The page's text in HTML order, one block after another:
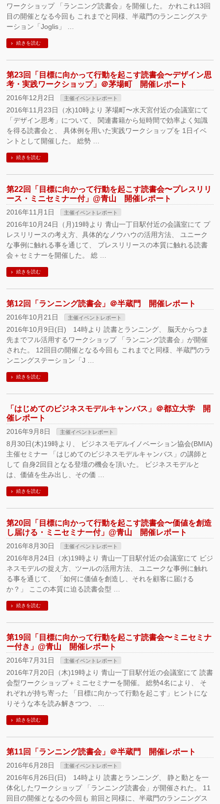
ワークショップ 「ランニング読書会」を開催した。 かれこれ13回
目の開催となる今回も これまでと同様、半蔵門のランニングステ
ーション「Joglis」 …
続きを読む
第23回「目標に向かって行動を起こす読書会〜デザイン思
考・実践ワークショップ」＠茅場町 開催レポート
2016年12月2日 主催イベントレポート
2016年11月23日（水)10時より 茅場町〜水天宮付近の会議室にて
「デザイン思考」について、 関連書籍から短時間で効率よく知識
を得る読書会と、 具体例を用いた実践ワークショップを 1日イベ
ントとして開催した。 総勢 …
続きを読む
第22回「目標に向かって行動を起こす読書会〜プレスリリ
ース・ミニセミナー付」@青山 開催レポート
2016年11月1日 主催イベントレポート
2016年10月24日（月)19時より 青山一丁目駅付近の会議室にて プ
レスリリースの考え方、具体的なノウハウの活用方法、 ユニーク
な事例に触れる事を通じて、 プレスリリースの本質に触れる読書
会＋セミナーを開催した。 総 …
続きを読む
第12回「ランニング読書会」＠半蔵門 開催レポート
2016年10月21日 主催イベントレポート
2016年10月9日(日) 14時より 読書とランニング、 脳天からつま
先までフル活用するワークショップ 「ランニング読書会」が開催
された。 12回目の開催となる今回も これまでと同様、半蔵門のラ
ンニングステーション「J …
続きを読む
「はじめてのビジネスモデルキャンバス」＠都立大学 開
催レポート
2016年9月8日 主催イベントレポート
8月30日(木)19時より、 ビジネスモデルイノベーション協会(BMIA)
主催セミナー 「はじめてのビジネスモデルキャンバス」の講師と
して 自身2回目となる登壇の機会を頂いた。 ビジネスモデルと
は、価値を生み出し、その価 …
続きを読む
第20回「目標に向かって行動を起こす読書会〜価値を創造
し届ける・ミニセミナー付」@青山 開催レポート
2016年8月30日 主催イベントレポート
2016年8月24日（水)19時より 青山一丁目駅付近の会議室にて ビジ
ネスモデルの捉え方、ツールの活用方法、 ユニークな事例に触れ
る事を通じて、 「如何に価値を創造し、それを顧客に届ける
か？」 ここの本質に迫る読書会型 …
続きを読む
第19回「目標に向かって行動を起こす読書会〜ミニセミナ
ー付き」@青山 開催レポート
2016年7月31日 主催イベントレポート
2016年7月20日（木)19時より 青山一丁目駅付近の会議室にて 読書
会型ワークショップ＋ミニセミナーを開催。 総勢4名により、 そ
れぞれが持ち寄った 「目標に向かって行動を起こす」ヒントにな
りそうな本を読み解きつつ、 …
続きを読む
第11回「ランニング読書会」＠半蔵門 開催レポート
2016年6月28日 主催イベントレポート
2016年6月26日(日) 14時より 読書とランニング、 静と動とを一
体化したワークショップ 「ランニング読書会」が開催された。 11
回目の開催となるの今回も 前回と同様に、半蔵門のランニングス